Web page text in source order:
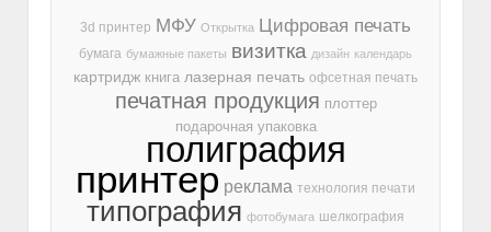
3d принтер МФУ Открытка Цифровая печать
бумага бумажные пакеты визитка дизайн календарь
картридж книга лазерная печать офсетная печать
печатная продукция плоттер
подарочная упаковка
полиграфия
принтер реклама технология печати
типография фотобумага шелкография